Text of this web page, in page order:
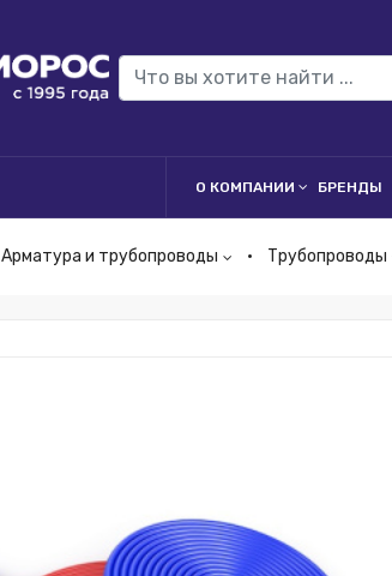
О КОМПАНИИ БРЕНДЫ
Арматура и трубопроводы Трубопроводы